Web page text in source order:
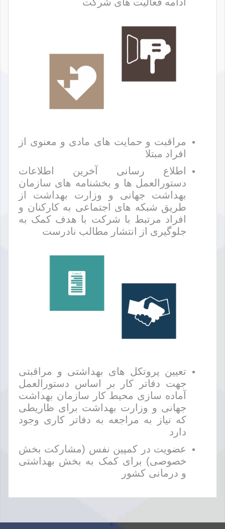
مراقبت و حمایت های مادی و معنوی از
افراد مبتلا
اطلاع رسانی آخرین اطلاعات
دستورالعمل ها و بخشنامه های سازمان
بهداشت جهانی و وزارت بهداشت از
طریق شبکه های اجتماعی به کارکنان و
افراد مرتبط با شرکت با هدف کمک به
جلوگیری از انتشار مطالب نادرست
تعیین پروتکل های بهداشتی و مراقبتی
جهت دفاتر کار بر اساس دستورالعمل
آماده سازی محیط کار سازمان بهداشت
جهانی و وزارت بهداشت برای ظاریطی
که نیاز به مراجعه به دفاتر کاری وجود
دارد
عضویت در کمپین نفس (مشارکت بخش
خصوصی) برای کمک به بخش بهداشتی
و درمانی کشور